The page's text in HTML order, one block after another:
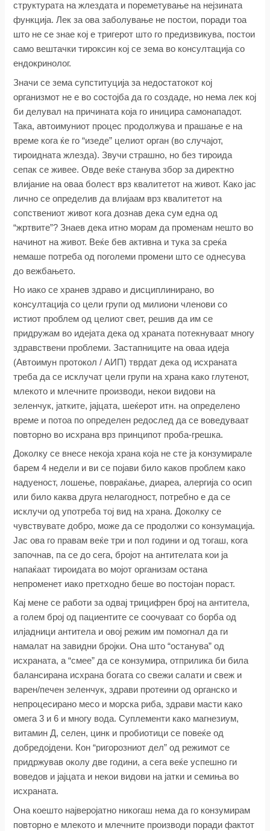
структурата на жлездата и пореметување на нејзината
функција. Лек за ова заболување не постои, поради тоа
што не се знае кој е тригерот што го предизвикува, постои
само вештачки тироксин кој се зема во консултација со
ендокринолог.
Значи се зема супституција за недостатокот кој
организмот не е во состојба да го создаде, но нема лек кој
би делувал на причината која го иницира самонападот.
Така, автоимуниот процес продолжува и прашање е на
време кога ќе го “изеде” целиот орган (во случајот,
тироидната жлезда). Звучи страшно, но без тироида
сепак се живее. Овде веќе станува збор за директно
влијание на оваа болест врз квалитетот на живот. Како јас
лично се определив да влијаам врз квалитетот на
сопствениот живот кога дознав дека сум една од
“жртвите”? Знаев дека итно морам да променам нешто во
начинот на живот. Веќе бев активна и тука за среќа
немаше потреба од поголеми промени што се однесува
до вежбањето.
Но иако се хранев здраво и дисциплинирано, во
консултација со цели групи од милиони членови со
истиот проблем од целиот свет, решив да им се
придружам во идејата дека од храната потекнуваат многу
здравствени проблеми. Застапниците на оваа идеја
(Автоимун протокол / АИП) тврдат дека од исхраната
треба да се исклучат цели групи на храна како глутенот,
млекото и млечните производи, некои видови на
зеленчук, јатките, јајцата, шеќерот итн. на определено
време и потоа по определен редослед да се воведуваат
повторно во исхрана врз принципот проба-грешка.
Доколку се внесе некоја храна која не сте ја конзумирале
барем 4 недели и ви се појави било каков проблем како
надуеност, лошење, повраќање, диареа, алергија со осип
или било каква друга нелагодност, потребно е да се
исклучи од употреба тој вид на храна. Доколку се
чувствувате добро, може да се продолжи со конзумација.
Јас ова го правам веќе три и пол години и од тогаш, кога
започнав, па се до сега, бројот на антителата кои ја
напаќаат тироидата во мојот организам остана
непроменет иако претходно беше во постојан пораст.
Кај мене се работи за одвај трицифрен број на антитела,
а голем број од пациентите се соочуваат со борба од
илјадници антитела и овој режим им помогнал да ги
намалат на завидни бројки. Она што “останува” од
исхраната, а “смее” да се конзумира, отприлика би била
балансирана исхрана богата со свежи салати и свеж и
варен/печен зеленчук, здрави протеини од органско и
непроцесирано месо и морска риба, здрави масти како
омега 3 и 6 и многу вода. Суплементи како магнезиум,
витамин Д, селен, цинк и пробиотици се повеќе од
добредојдени. Кон “ригорозниот дел” од режимот се
придржував околу две години, а сега веќе успешно ги
воведов и јајцата и некои видови на јатки и семиња во
исхраната.
Она коешто најверојатно никогаш нема да го конзумирам
повторно е млекото и млечните производи поради фактот